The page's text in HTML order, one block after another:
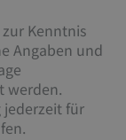
zur Kenntnis
Angaben und
werden.
jederzeit für